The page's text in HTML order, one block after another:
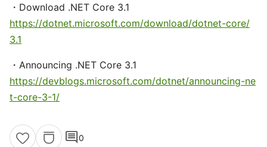
・Download .NET Core 3.1
https://dotnet.microsoft.com/download/dotnet-core/
3.1
・Announcing .NET Core 3.1
https://devblogs.microsoft.com/dotnet/announcing-ne
t-core-3-1/
comment0